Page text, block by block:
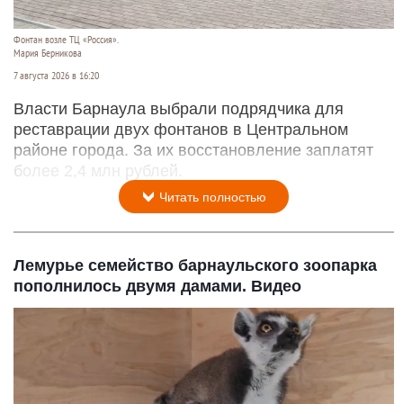
Фонтан возле ТЦ «Россия».
Мария Берникова
7 августа 2026 в 16:20
Власти Барнаула выбрали подрядчика для
реставрации двух фонтанов в Центральном
районе города. За их восстановление заплатят
более 2,4 млн рублей.
Читать полностью
Лемурье семейство барнаульского зоопарка
пополнилось двумя дамами. Видео